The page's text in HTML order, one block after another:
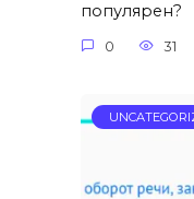
популярен?
0 31